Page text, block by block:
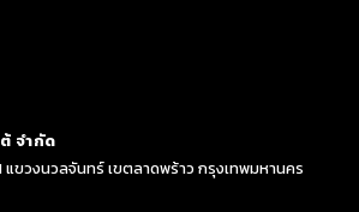
จำกัด
ขวงนวลจันทร์ เขตลาดพร้าว กรุงเทพมหานคร